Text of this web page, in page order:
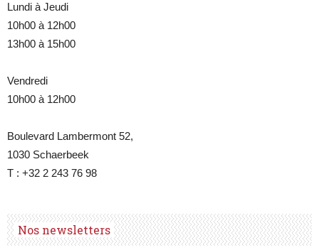
Lundi à Jeudi
10h00 à 12h00
13h00 à 15h00
Vendredi
10h00 à 12h00
Boulevard Lambermont 52,
1030 Schaerbeek
T : +32 2 243 76 98
Nos newsletters